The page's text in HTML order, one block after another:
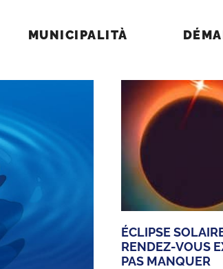
MUNICIPALITÀ
ÉCLIPSE
RENDEZ-VOUS
PAS MANQUER